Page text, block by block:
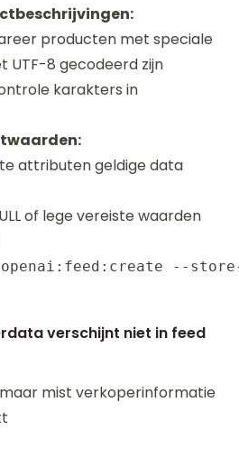
producten met speciale
UTF-8 gecodeerd zijn
karakters in
attributen geldige data
of lege vereiste waarden
verschijnt niet in feed
mist verkoperinformatie